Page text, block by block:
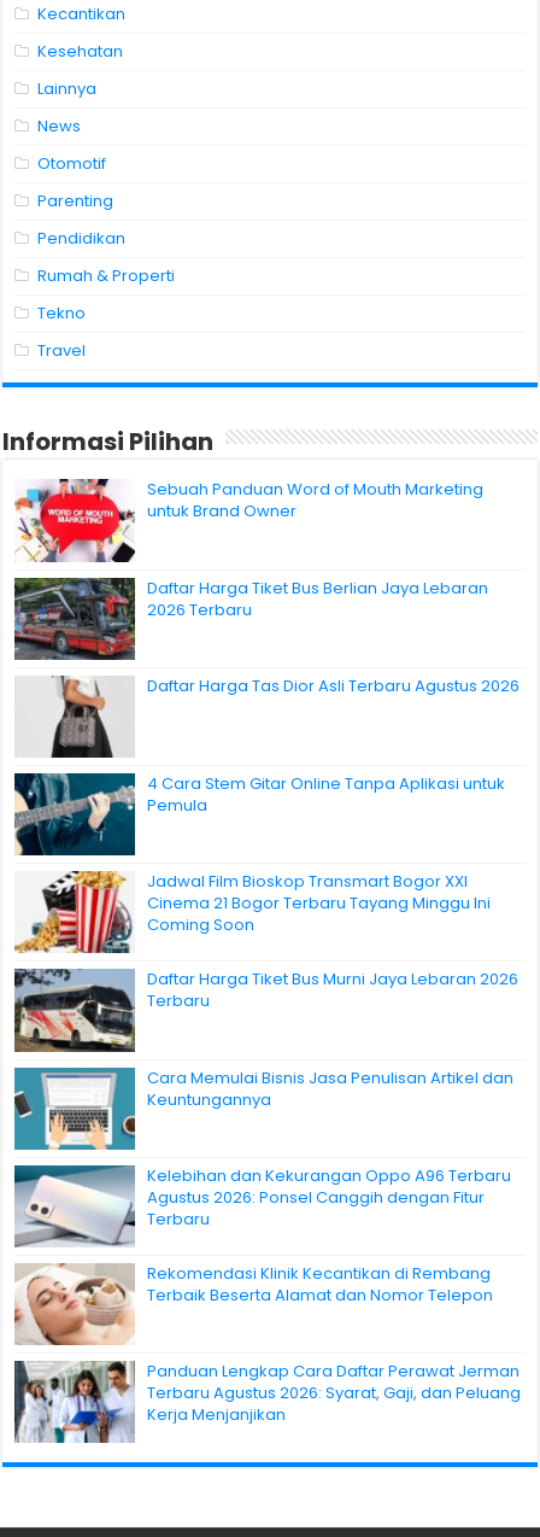
Kecantikan
Kesehatan
Lainnya
News
Otomotif
Parenting
Pendidikan
Rumah & Properti
Tekno
Travel
Informasi Pilihan
Sebuah Panduan Word of Mouth Marketing
untuk Brand Owner
Daftar Harga Tiket Bus Berlian Jaya Lebaran
2026 Terbaru
Daftar Harga Tas Dior Asli Terbaru Agustus 2026
4 Cara Stem Gitar Online Tanpa Aplikasi untuk
Pemula
Jadwal Film Bioskop Transmart Bogor XXI
Cinema 21 Bogor Terbaru Tayang Minggu Ini
Coming Soon
Daftar Harga Tiket Bus Murni Jaya Lebaran 2026
Terbaru
Cara Memulai Bisnis Jasa Penulisan Artikel dan
Keuntungannya
Kelebihan dan Kekurangan Oppo A96 Terbaru
Agustus 2026: Ponsel Canggih dengan Fitur
Terbaru
Rekomendasi Klinik Kecantikan di Rembang
Terbaik Beserta Alamat dan Nomor Telepon
Panduan Lengkap Cara Daftar Perawat Jerman
Terbaru Agustus 2026: Syarat, Gaji, dan Peluang
Kerja Menjanjikan